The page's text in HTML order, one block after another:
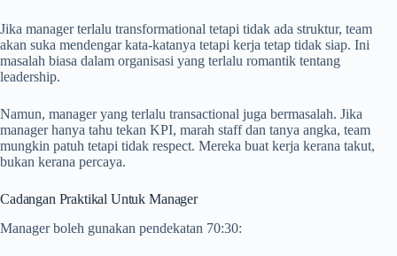
Jika manager terlalu transformational tetapi tidak ada struktur, team
akan suka mendengar kata-katanya tetapi kerja tetap tidak siap. Ini
masalah biasa dalam organisasi yang terlalu romantik tentang
leadership.
Namun, manager yang terlalu transactional juga bermasalah. Jika
manager hanya tahu tekan KPI, marah staff dan tanya angka, team
mungkin patuh tetapi tidak respect. Mereka buat kerja kerana takut,
bukan kerana percaya.
Cadangan Praktikal Untuk Manager
Manager boleh gunakan pendekatan 70:30: